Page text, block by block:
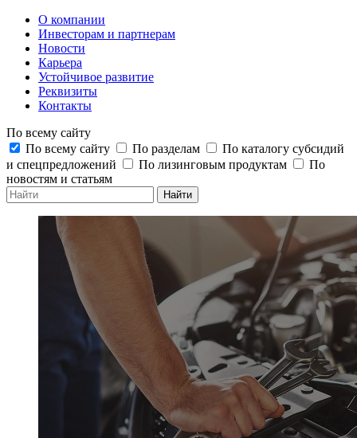
О компании
Инвесторам и партнерам
Новости
Карьера
Устойчивое развитие
Реквизиты
Контакты
По всему сайту
По всему сайту
По разделам
По каталогу субсидий
и спецпредложений
По лизинговым продуктам
По
новостям и статьям
Найти